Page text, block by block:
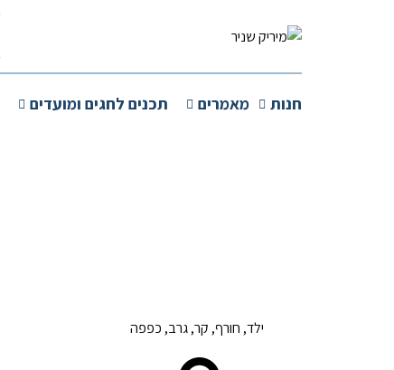
חנות מאמרים תכנים לחגים ומועדים
ילד, חורף, קר, גרב, כפפה